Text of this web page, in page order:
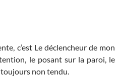
c’est Le déclencheur de mon
le posant sur la paroi, le
non tendu.